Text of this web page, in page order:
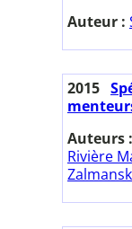
Auteur :
2015
Auteurs :
Rivière